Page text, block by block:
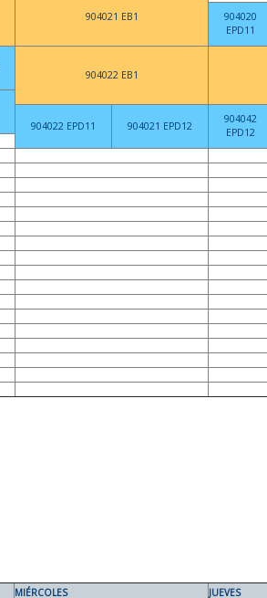
904021 EB1
904020
EPD11
904022 EB1
904022 EPD11 904021 EPD12
904042
EPD12
MIÉRCOLES JUEVES